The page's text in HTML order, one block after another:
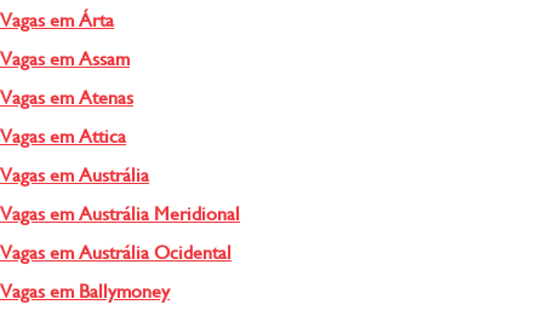
Vagas em Árta
Vagas em Assam
Vagas em Atenas
Vagas em Attica
Vagas em Austrália
Vagas em Austrália Meridional
Vagas em Austrália Ocidental
Vagas em Ballymoney